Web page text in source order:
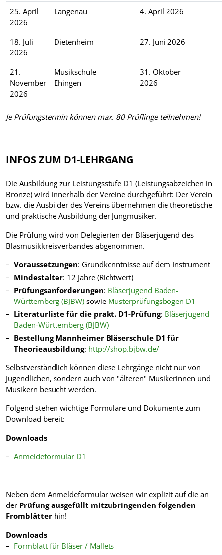
25. April
2026
Langenau 4. April 2026
18. Juli
2026
Dietenheim 27. Juni 2026
21.
November
2026
Musikschule
Ehingen
31. Oktober
2026
Je Prüfungstermin können max. 80 Prüflinge teilnehmen!
INFOS ZUM D1-LEHRGANG
Die Ausbildung zur Leistungsstufe D1 (Leistungsabzeichen in
Bronze) wird innerhalb der Vereine durchgeführt: Der Verein
bzw. die Ausbilder des Vereins übernehmen die theoretische
und praktische Ausbildung der Jungmusiker.
Die Prüfung wird von Delegierten der Bläserjugend des
Blasmusikkreisverbandes abgenommen.
Voraussetzungen: Grundkenntnisse auf dem Instrument
Mindestalter: 12 Jahre (Richtwert)
Prüfungsanforderungen: Bläserjugend Baden-
Württemberg (BJBW) sowie Musterprüfungsbogen D1
Literaturliste für die prakt. D1-Prüfung: Bläserjugend
Baden-Württemberg (BJBW)
Bestellung Mannheimer Bläserschule D1 für
Theorieausbildung: http://shop.bjbw.de/
Selbstverständlich können diese Lehrgänge nicht nur von
Jugendlichen, sondern auch von "älteren" Musikerinnen und
Musikern besucht werden.
Folgend stehen wichtige Formulare und Dokumente zum
Download bereit:
Downloads
Anmeldeformular D1
Neben dem Anmeldeformular weisen wir explizit auf die an
der Prüfung ausgefüllt mitzubringenden folgenden
Fromblätter hin!
Downloads
Formblatt für Bläser / Mallets